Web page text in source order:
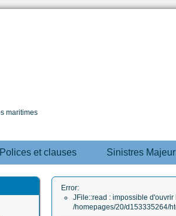
Polices et clauses Sinistres
Error:
JFile::read : impossible d'ouvrir
/homepages/20/d153335264/